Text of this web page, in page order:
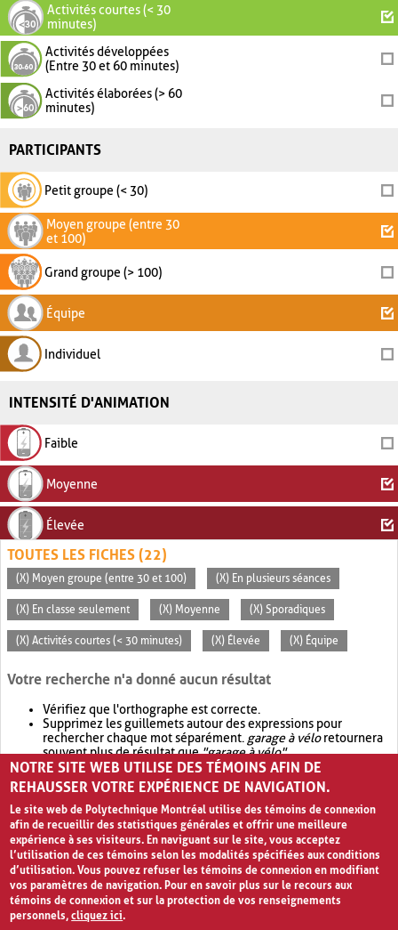
Activités courtes (< 30
minutes)
Activités développées
(Entre 30 et 60 minutes)
Activités élaborées (> 60
minutes)
PARTICIPANTS
Petit groupe (< 30)
Moyen groupe (entre 30
et 100)
Grand groupe (> 100)
Équipe
Individuel
INTENSITÉ D'ANIMATION
Faible
Moyenne
Élevée
TOUTES LES FICHES (22)
(X) Moyen groupe (entre 30 et 100) (X) En plusieurs séances
(X) En classe seulement (X) Moyenne (X) Sporadiques
(X) Activités courtes (< 30 minutes) (X) Élevée (X) Équipe
Votre recherche n'a donné aucun résultat
Vérifiez que l'orthographe est correcte.
Supprimez les guillemets autour des expressions pour
rechercher chaque mot séparément. garage à véloretournera
souvent plus de résultat que"garage à vélo".
Envisagez d'élargir votre recherche avec OR.garage OR vélo
retournera souvent plus de résultat quegarage à vélo
NOTRE SITE WEB UTILISE DES TÉMOINS AFIN DE
REHAUSSER VOTRE EXPÉRIENCE DE NAVIGATION.
Le site web de Polytechnique Montréal utilise des témoins de connexion
afin de recueillir des statistiques générales et offrir une meilleure
expérience à ses visiteurs. En naviguant sur le site, vous acceptez
l’utilisation de ces témoins selon les modalités spécifiées aux conditions
d’utilisation. Vous pouvez refuser les témoins de connexion en modifiant
vos paramètres de navigation. Pour en savoir plus sur le recours aux
témoins de connexion et sur la protection de vos renseignements
personnels,cliquez ici.